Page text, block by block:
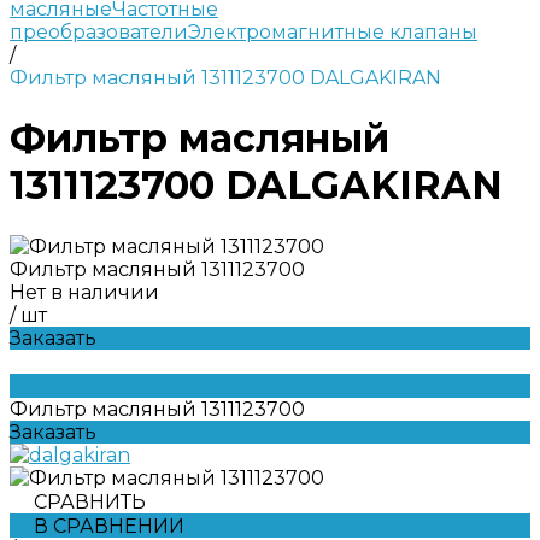
масляныеЧастотные
преобразователиЭлектромагнитные клапаны
/
Фильтр масляный 1311123700 DALGAKIRAN
Фильтр масляный
1311123700 DALGAKIRAN
Фильтр масляный 1311123700
Нет в наличии
/ шт
Заказать
Фильтр масляный 1311123700
Заказать
СРАВНИТЬ
В СРАВНЕНИИ